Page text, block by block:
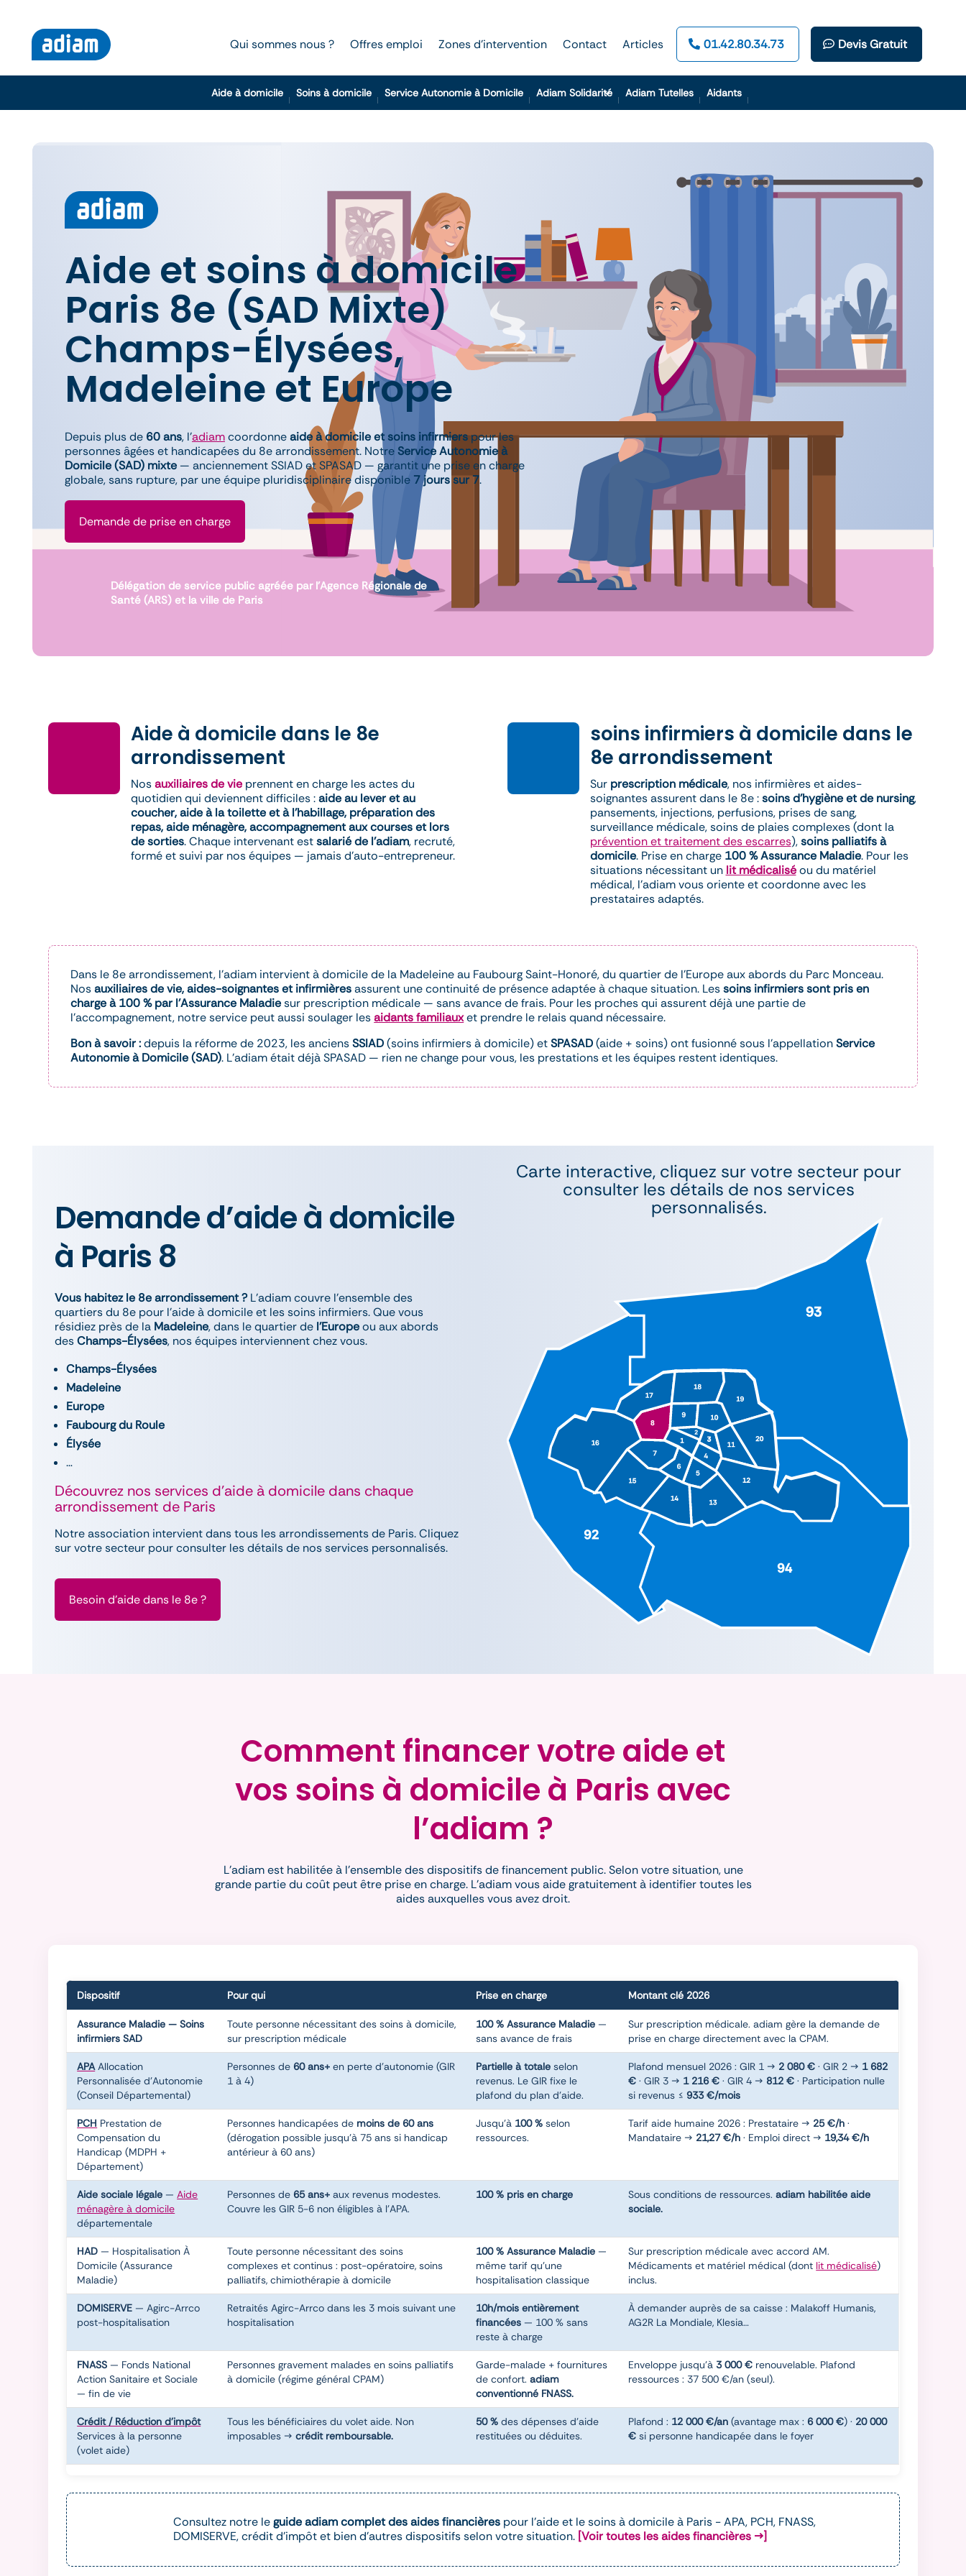
Qui sommes nous ? Offres emploi Zones d’intervention Contact Articles 01.42.80.34.73 Devis Gratuit
Aide à domicile Soins à domicile Service Autonomie à Domicile Adiam Solidarité Adiam Tutelles Aidants
Aide et soins à domicile
Paris 8e (SAD Mixte)
Champs-Élysées,
Madeleine et Europe
Depuis plus de 60 ans, l’adiamcoordonneaide à domicile et soins infirmierspour les
personnes âgées et handicapées du 8e arrondissement. Notre Service Autonomie à
Domicile (SAD) mixte — anciennement SSIAD et SPASAD — garantit une prise en charge
globale, sans rupture, par une équipe pluridisciplinaire disponible 7 jours sur 7.
Demande de prise en charge
Délégation de service public agréée par l’Agence Régionale de
Santé (ARS) et la ville de Paris
Aide à domicile dans le 8e
arrondissement
Nosauxiliaires de vie prennent en charge les actes du
quotidien qui deviennent difficiles :aide au lever et au
coucher, aide à la toilette et à l’habillage, préparation des
repas, aide ménagère, accompagnement aux courses et lors
de sorties. Chaque intervenant estsalarié de l’adiam, recruté,
formé et suivi par nos équipes — jamais d’auto-entrepreneur.
soins infirmiers à domicile dans le
8e arrondissement
Sur prescription médicale, nos infirmières et aides-
soignantes assurent dans le 8e :soins d’hygiène et de nursing,
pansements, injections, perfusions, prises de sang,
surveillance médicale, soins de plaies complexes (dont la
prévention et traitement des escarres),soins palliatifs à
domicile. Prise en charge 100 % Assurance Maladie. Pour les
situations nécessitant un lit médicaliséou du matériel
médical, l’adiam vous oriente et coordonne avec les
prestataires adaptés.
Dans le 8e arrondissement, l’adiam intervient à domicile de la Madeleine au Faubourg Saint-Honoré, du quartier de l’Europe aux abords du Parc Monceau.
Nosauxiliaires de vie, aides-soignantes et infirmièresassurent une continuité de présence adaptée à chaque situation. Lessoins infirmiers sont pris en
charge à 100 % par l’Assurance Maladiesur prescription médicale — sans avance de frais. Pour les proches qui assurent déjà une partie de
l’accompagnement, notre service peut aussi soulager lesaidants familiauxet prendre le relais quand nécessaire.
Bon à savoir :depuis la réforme de 2023, les anciensSSIAD(soins infirmiers à domicile) etSPASAD(aide + soins) ont fusionné sous l’appellationService
Autonomie à Domicile (SAD). L’adiam était déjà SPASAD — rien ne change pour vous, les prestations et les équipes restent identiques.
Demande d’aide à domicile
à Paris 8
Vous habitez le 8e arrondissement ?L’adiam couvre l’ensemble des
quartiers du 8e pour l’aide à domicile et les soins infirmiers. Que vous
résidiez près de la Madeleine, dans le quartier de l’Europeou aux abords
desChamps-Élysées, nos équipes interviennent chez vous.
Champs-Élysées
Madeleine
Europe
Faubourg du Roule
Élysée
…
Découvrez nos services d’aide à domicile dans chaque
arrondissement de Paris
Notre association intervient dans tous les arrondissements de Paris. Cliquez
sur votre secteur pour consulter les détails de nos services personnalisés.
Besoin d'aide dans le 8e ?
Carte interactive, cliquez sur votre secteur pour
consulter les détails de nos services
personnalisés.
^
^
^
^
^
^
^
^ ^
^
^
^
^
^
^
^
^
^
^
Comment financer votre aide et
vos soins à domicile à Paris avec
l’adiam ?
L’adiam est habilitée à l’ensemble des dispositifs de financement public. Selon votre situation, une
grande partie du coût peut être prise en charge. L’adiam vous aide gratuitement à identifier toutes les
aides auxquelles vous avez droit.
Dispositif Pour qui Prise en charge Montant clé 2026
Assurance Maladie — Soins
infirmiers SAD
Toute personne nécessitant des soins à domicile,
sur prescription médicale
100 % Assurance Maladie —
sans avance de frais
Sur prescription médicale. adiam gère la demande de
prise en charge directement avec la CPAM.
APAAllocation
Personnalisée d'Autonomie
(Conseil Départemental)
Personnes de 60 ans+ en perte d'autonomie (GIR
1 à 4)
Partielle à totale selon
revenus. Le GIR fixe le
plafond du plan d'aide.
Plafond mensuel 2026 : GIR 1 → 2 080 € · GIR 2 → 1 682
€ · GIR 3 → 1 216 € · GIR 4 → 812 € · Participation nulle
si revenus ≤933 €/mois
PCH Prestation de
Compensation du
Handicap (MDPH +
Département)
Personnes handicapées de moins de 60 ans
(dérogation possible jusqu'à 75 ans si handicap
antérieur à 60 ans)
Jusqu'à 100 % selon
ressources.
Tarif aide humaine 2026 : Prestataire → 25 €/h ·
Mandataire → 21,27 €/h · Emploi direct → 19,34 €/h
Aide sociale légale —Aide
ménagère à domicile
départementale
Personnes de 65 ans+ aux revenus modestes.
Couvre les GIR 5-6 non éligibles à l'APA.
100 % pris en charge Sous conditions de ressources.adiam habilitée aide
sociale.
HAD — Hospitalisation À
Domicile (Assurance
Maladie)
Toute personne nécessitant des soins
complexes et continus : post-opératoire, soins
palliatifs, chimiothérapie à domicile
100 % Assurance Maladie —
même tarif qu'une
hospitalisation classique
Sur prescription médicale avec accord AM.
Médicaments et matériel médical (dont lit médicalisé)
inclus.
DOMISERVE — Agirc-Arrco
post-hospitalisation
Retraités Agirc-Arrco dans les 3 mois suivant une
hospitalisation
10h/mois entièrement
financées — 100 % sans
reste à charge
À demander auprès de sa caisse : Malakoff Humanis,
AG2R La Mondiale, Klesia…
FNASS — Fonds National
Action Sanitaire et Sociale
— fin de vie
Personnes gravement malades en soins palliatifs
à domicile (régime général CPAM)
Garde-malade + fournitures
de confort.adiam
conventionné FNASS.
Enveloppe jusqu'à3 000 € renouvelable. Plafond
ressources : 37 500 €/an (seul).
Crédit / Réduction d'impôt
Services à la personne
(volet aide)
Tous les bénéficiaires du volet aide. Non
imposables →crédit remboursable.
50 % des dépenses d'aide
restituées ou déduites.
Plafond : 12 000 €/an (avantage max : 6 000 €) · 20 000
€ si personne handicapée dans le foyer
Consultez notre leguide adiam complet des aides financièrespour l'aide et le soins à domicile à Paris - APA, PCH, FNASS,
DOMISERVE, crédit d'impôt et bien d'autres dispositifs selon votre situation. [Voir toutes les aides financières →]